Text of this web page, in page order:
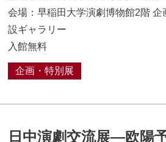
会場：早稲田大学演劇博物館2階 企
設ギャラリー
入館無料
企画・特別展
日中演劇交流展―欧陽